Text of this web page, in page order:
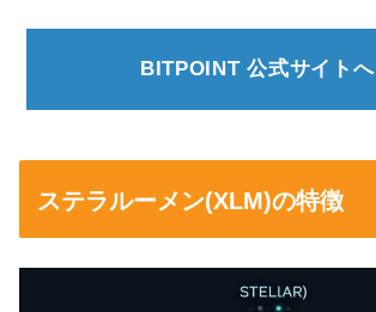
BITPOINT 公式サイトへ
ステラルーメン(XLM)の特徴